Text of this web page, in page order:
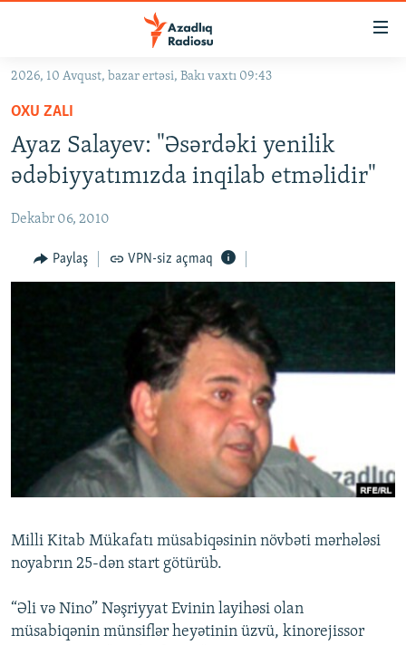
Əsas
qayıt
Əsas
naviqasiyaya
qayıt
Axtarışa
KORRUPSIOMETR
#ƏSLINDƏ
FƏRQƏ BAX
QANUNI DOĞRU
KARIKATURA
AZƏRBAYCAN ƏDƏBIYYATI KITABXANASI
İSLAM VƏ DEMOKRATIYA
İZ - MƏDƏNIYYƏT PROQRAMI
PEŞƏ ETIKASI VƏ JURNALISTIKA STANDARTLARIMIZ
MATERIALLARIMIZDAN ISTIFADƏ
BIZIMLƏ ƏLAQƏ
2026, 10 Avqust, bazar ertəsi, Bakı vaxtı 09:43
OXU ZALI
Ayaz Salayev: "Əsərdəki yenilik
ədəbiyyatımızda inqilab etməlidir"
Dekabr 06, 2010
Paylaş VPN-siz açmaq
Milli Kitab Mükafatı müsabiqəsinin növbəti mərhələsi
noyabrın 25-dən start götürüb.
“Əli və Nino” Nəşriyyat Evinin layihəsi olan
müsabiqənin münsiflər heyətinin üzvü, kinorejissor